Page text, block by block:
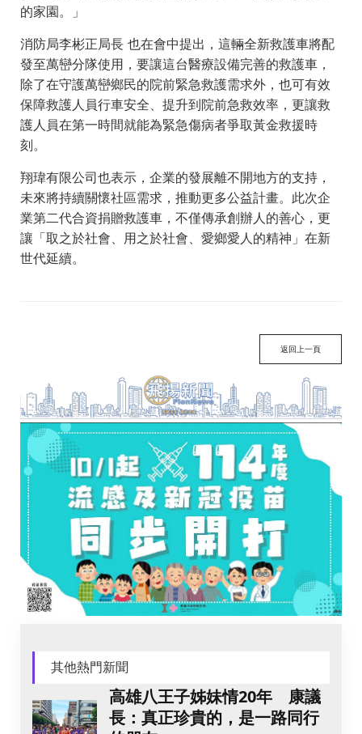
的家園。」
消防局李彬正局長 也在會中提出，這輛全新救護車將配
發至萬巒分隊使用，要讓這台醫療設備完善的救護車，
除了在守護萬巒鄉民的院前緊急救護需求外，也可有效
保障救護人員行車安全、提升到院前急救效率，更讓救
護人員在第一時間就能為緊急傷病者爭取黃金救援時
刻。
翔瑋有限公司也表示，企業的發展離不開地方的支持，
未來將持續關懷社區需求，推動更多公益計畫。此次企
業第二代合資捐贈救護車，不僅傳承創辦人的善心，更
讓「取之於社會、用之於社會、愛鄉愛人的精神」在新
世代延續。
返回上一頁
其他熱門新聞
高雄八王子姊妹情20年 康議
長：真正珍貴的，是一路同行